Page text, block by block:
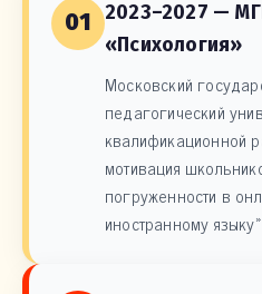
01
2023–2027 —
«Психология»
Московский
педагогический
квалификационной
мотивация
погруженности в
иностранному